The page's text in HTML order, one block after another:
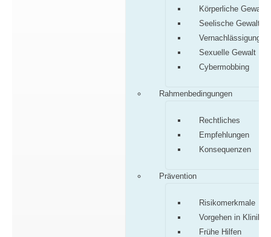
Körperliche Gewalt
Seelische Gewalt
Vernachlässigung
Sexuelle Gewalt
Cybermobbing
Rahmenbedingungen
Rechtliches
Empfehlungen
Konsequenzen
Prävention
Risikomerkmale
Vorgehen in Klinik/
Frühe Hilfen